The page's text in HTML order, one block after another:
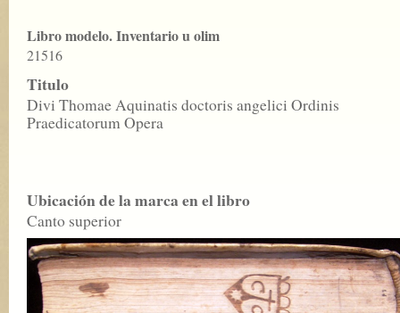
Libro modelo. Inventario u olim
21516
Titulo
Divi Thomae Aquinatis doctoris angelici Ordinis
Praedicatorum Opera
Ubicación de la marca en el libro
Canto superior